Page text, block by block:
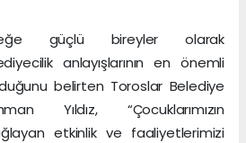
güçlü bireyler olarak
anlayışlarının en önemli
belirten Toroslar Belediye
Yıldız, “Çocuklarımızın
etkinlik ve faaliyetlerimizi